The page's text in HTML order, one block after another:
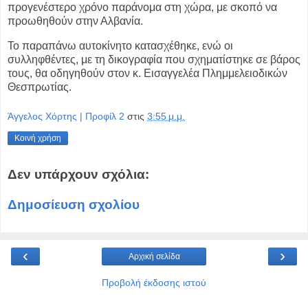
προγενέστερο χρόνο παράνομα στη χώρα, με σκοπό να
προωθηθούν στην Αλβανία.
Το παραπάνω αυτοκίνητο κατασχέθηκε, ενώ οι
συλληφθέντες, με τη δικογραφία που σχηματίστηκε σε βάρος
τους, θα οδηγηθούν στον κ. Εισαγγελέα Πλημμελειοδικών
Θεσπρωτίας.
Άγγελος Χόρτης | Προφίλ 2 στις 3:55 μ.μ.
Κοινή χρήση
Δεν υπάρχουν σχόλια:
Δημοσίευση σχολίου
‹ ›
Αρχική σελίδα
Προβολή έκδοσης ιστού